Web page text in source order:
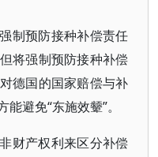
制预防接种补偿责任
将强制预防接种补偿
德国的国家赔偿与补
避免“东施效颦”。
财产权利来区分补偿